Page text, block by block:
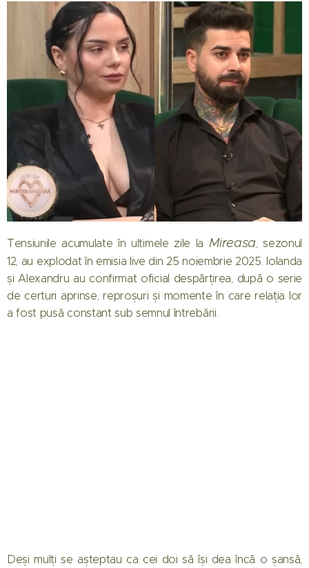
Tensiunile acumulate în ultimele zile la Mireasa, sezonul
12, au explodat în emisia live din 25 noiembrie 2025. Iolanda
și Alexandru au confirmat oficial despărțirea, după o serie
de certuri aprinse, reproșuri și momente în care relația lor
a fost pusă constant sub semnul întrebării.
Deși mulți se așteptau ca cei doi să își dea încă o șansă,